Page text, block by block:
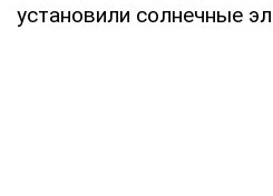
установили солнечные